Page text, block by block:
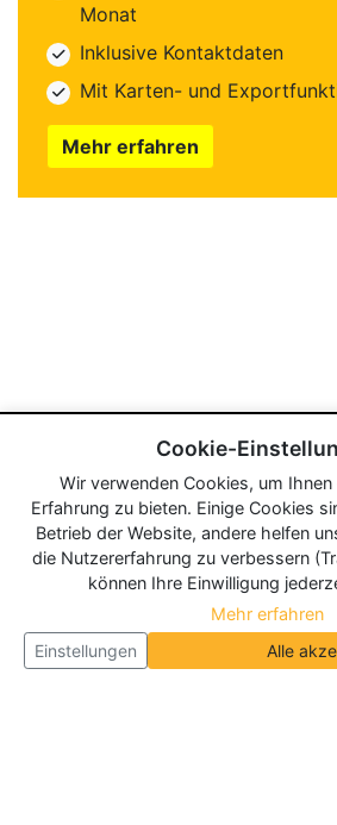
Monat
Inklusive Kontaktdaten
Mit Karten- und
Mehr erfahren
Cookie-
Wir verwenden Cookies, um
Erfahrung zu bieten. Einige Cookies
Betrieb der Website, andere helfen
die Nutzererfahrung zu verbessern
können Ihre Einwilligung
Mehr erfahren
Einstellungen
Alle